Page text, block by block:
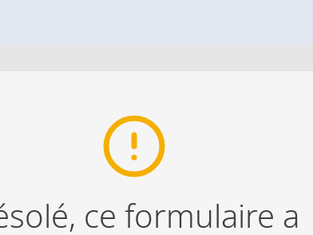
ce formulaire a